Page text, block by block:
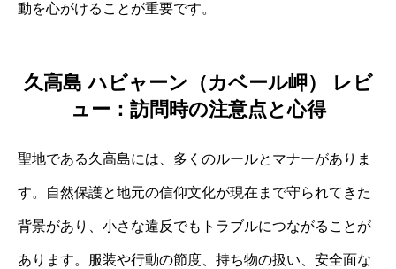
動を心がけることが重要です。
久高島 ハビャーン（カベール岬） レビ
ュー：訪問時の注意点と心得
聖地である久高島には、多くのルールとマナーがありま
す。自然保護と地元の信仰文化が現在まで守られてきた
背景があり、小さな違反でもトラブルにつながることが
あります。服装や行動の節度、持ち物の扱い、安全面な